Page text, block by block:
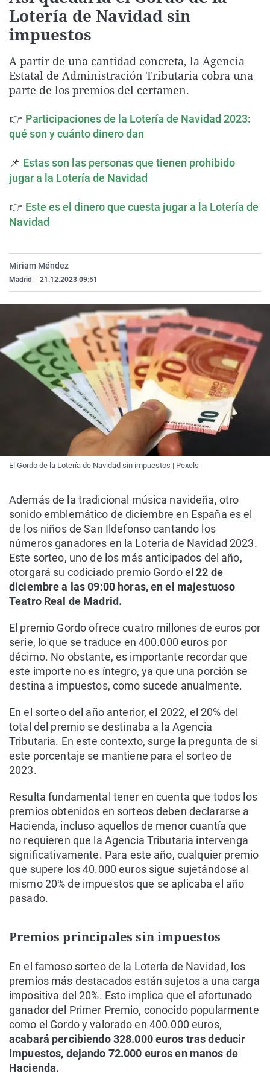
La rosa de los vientos
Caso
Operación Viuda
Extremadura
Navarra
País Vasco
Virales
Lotería de Navidad sin
impuestos
A partir de una cantidad concreta, la Agencia
Estatal de Administración Tributaria cobra una
parte de los premios del certamen.
👉 Participaciones de la Lotería de Navidad 2023:
qué son y cuánto dinero dan
📌 Estas son las personas que tienen prohibido
jugar a la Lotería de Navidad
👉 Este es el dinero que cuesta jugar a la Lotería de
Navidad
Miriam Méndez
Madrid 21.12.2023 09:51
El Gordo de la Lotería de Navidad sin impuestos | Pexels
Además de la tradicional música navideña, otro
sonido emblemático de diciembre en España es el
de los niños de San Ildefonso cantando los
números ganadores en la Lotería de Navidad 2023.
Este sorteo, uno de los más anticipados del año,
otorgará su codiciado premio Gordo el22 de
diciembre a las 09:00 horas, en el majestuoso
Teatro Real de Madrid.
El premio Gordo ofrece cuatro millones de euros por
serie, lo que se traduce en 400.000 euros por
décimo. No obstante, es importante recordar que
este importe no es íntegro, ya que una porción se
destina a impuestos, como sucede anualmente.
En el sorteo del año anterior, el 2022, el 20% del
total del premio se destinaba a la Agencia
Tributaria. En este contexto, surge la pregunta de si
este porcentaje se mantiene para el sorteo de
2023.
Resulta fundamental tener en cuenta que todos los
premios obtenidos en sorteos deben declararse a
Hacienda, incluso aquellos de menor cuantía que
no requieren que la Agencia Tributaria intervenga
significativamente. Para este año, cualquier premio
que supere los 40.000 euros sigue sujetándose al
mismo 20% de impuestos que se aplicaba el año
pasado.
Premios principales sin impuestos
En el famoso sorteo de la Lotería de Navidad, los
premios más destacados están sujetos a una carga
impositiva del 20%. Esto implica que el afortunado
ganador del Primer Premio, conocido popularmente
como el Gordo y valorado en 400.000 euros,
acabará percibiendo 328.000 euros tras deducir
impuestos, dejando 72.000 euros en manos de
Hacienda.